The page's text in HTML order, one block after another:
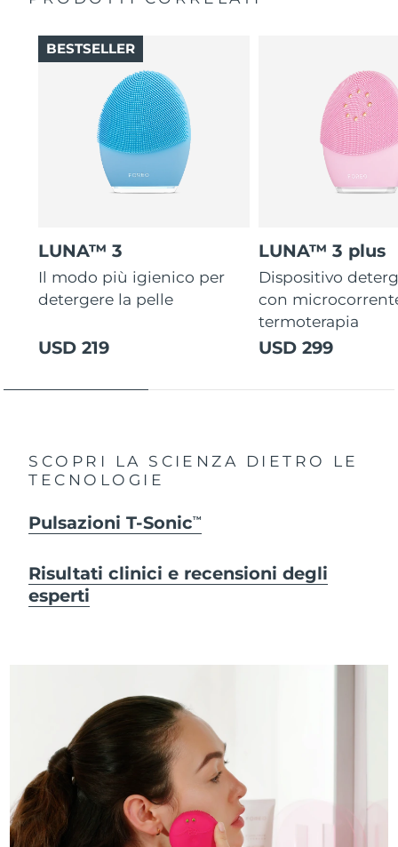
LUNA™ 3
Il modo più igienico per
detergere la pelle
USD 219
BESTSELLER
LUNA™ 3 plus
Dispositivo
con
termoterapia
USD 299
SCOPRI LA SCIENZA DIETRO LE
TECNOLOGIE
Pulsazioni T-SonicTM
Risultati clinici e recensioni degli
esperti